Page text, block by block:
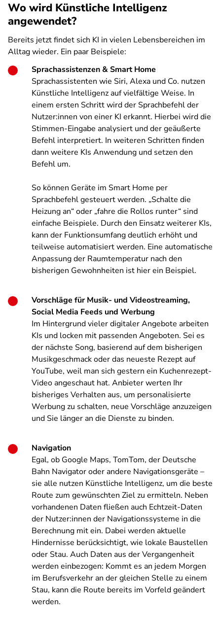
Wo wird Künstliche Intelligenz
angewendet?
Bereits jetzt findet sich KI in vielen Lebensbereichen im
Alltag wieder. Ein paar Beispiele:
Sprachassistenzen & Smart Home
Sprachassistenten wie Siri, Alexa und Co. nutzen
Künstliche Intelligenz auf vielfältige Weise. In
einem ersten Schritt wird der Sprachbefehl der
Nutzer:innen von einer KI erkannt. Hierbei wird die
Stimmen-Eingabe analysiert und der geäußerte
Befehl interpretiert. In weiteren Schritten finden
dann weitere KIs Anwendung und setzen den
Befehl um.
So können Geräte im Smart Home per
Sprachbefehl gesteuert werden. „Schalte die
Heizung an“ oder „fahre die Rollos runter“ sind
einfache Beispiele. Durch den Einsatz weiterer KIs,
kann der Funktionsumfang deutlich erhöht und
teilweise automatisiert werden. Eine automatische
Anpassung der Raumtemperatur nach den
bisherigen Gewohnheiten ist hier ein Beispiel.
Vorschläge für Musik- und Videostreaming,
Social Media Feeds und Werbung
Im Hintergrund vieler digitaler Angebote arbeiten
KIs und locken mit passenden Angeboten. Sei es
der nächste Song, basierend auf dem bisherigen
Musikgeschmack oder das neueste Rezept auf
YouTube, weil man sich gestern ein Kuchenrezept-
Video angeschaut hat. Anbieter werten Ihr
bisheriges Verhalten aus, um personalisierte
Werbung zu schalten, neue Vorschläge anzuzeigen
und Sie länger an die Dienste zu binden.
Navigation
Egal, ob Google Maps, TomTom, der Deutsche
Bahn Navigator oder andere Navigationsgeräte –
sie alle nutzen Künstliche Intelligenz, um die beste
Route zum gewünschten Ziel zu ermitteln. Neben
vorhandenen Daten fließen auch Echtzeit-Daten
der Nutzer:innen der Navigationssysteme in die
Berechnung mit ein. Dabei werden aktuelle
Hindernisse berücksichtigt, wie lokale Baustellen
oder Stau. Auch Daten aus der Vergangenheit
werden einbezogen: Kommt es an jedem Morgen
im Berufsverkehr an der gleichen Stelle zu einem
Stau, kann die Route bereits im Vorfeld geändert
werden.